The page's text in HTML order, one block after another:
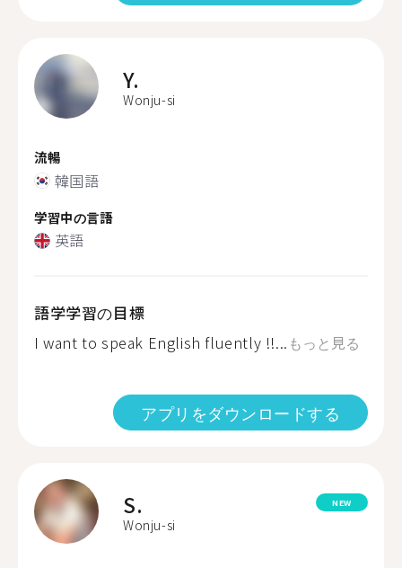
Y.
Wonju-si
流暢
韓国語
学習中の言語
英語
語学学習の目標
I want to speak English fluently !!... もっと見る
アプリをダウンロードする
S.
Wonju-si
NEW